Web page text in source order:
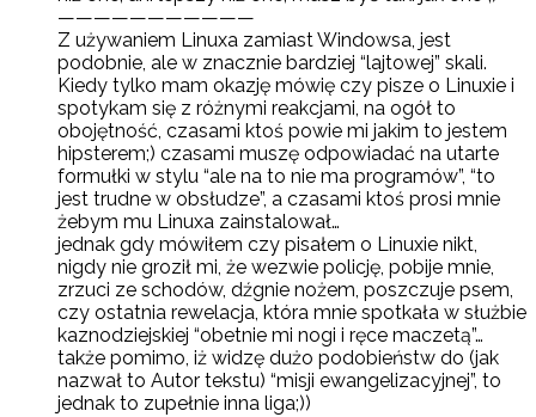
———————————
Z używaniem Linuxa zamiast Windowsa, jest
podobnie, ale w znacznie bardziej “lajtowej” skali.
Kiedy tylko mam okazję mówię czy pisze o Linuxie i
spotykam się z różnymi reakcjami, na ogół to
obojętność, czasami ktoś powie mi jakim to jestem
hipsterem;) czasami muszę odpowiadać na utarte
formułki w stylu “ale na to nie ma programów”, “to
jest trudne w obsłudze”, a czasami ktoś prosi mnie
żebym mu Linuxa zainstalował…
jednak gdy mówiłem czy pisałem o Linuxie nikt,
nigdy nie groził mi, że wezwie policję, pobije mnie,
zrzuci ze schodów, dźgnie nożem, poszczuje psem,
czy ostatnia rewelacja, która mnie spotkała w służbie
kaznodziejskiej “obetnie mi nogi i ręce maczetą”…
także pomimo, iż widzę dużo podobieństw do (jak
nazwał to Autor tekstu) “misji ewangelizacyjnej”, to
jednak to zupełnie inna liga;))